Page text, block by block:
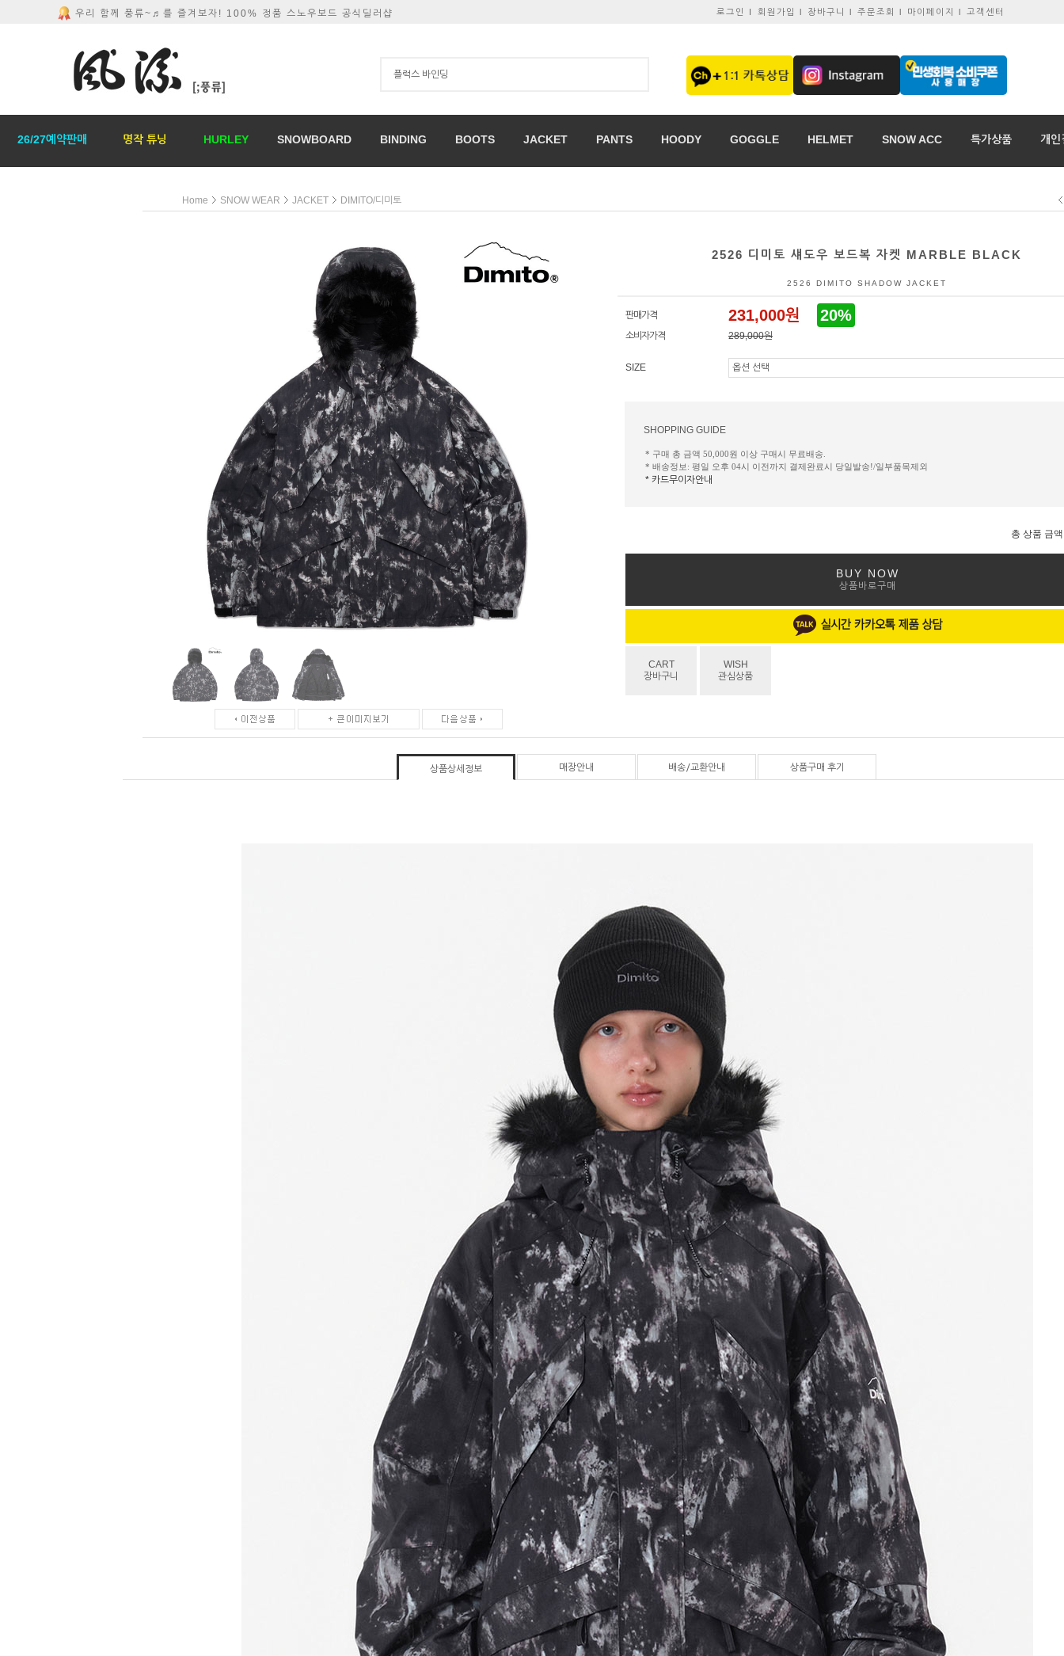
우리 함께 풍류~♬를 즐겨보자! 100% 정품 스노우보드 공식딜러샵 로그인 I 회원가입 l 장바구니 l 주문조회 l 마이페이지 l 고객센터
26/27예약판매 명작 튜닝 HURLEY SNOWBOARD BINDING BOOTS JACKET PANTS HOODY GOGGLE HELMET SNOW ACC 특가상품 개인
Home SNOW WEAR JACKET DIMITO/디미토
2526 디미토 섀도우 보드복 자켓 MARBLE BLACK
2526 DIMITO SHADOW JACKET
판매가격 231,000원 20%
소비자가격 289,000원
SIZE
SHOPPING GUIDE
* 구매 총 금액 50,000원 이상 구매시 무료배송.
* 배송정보: 평일 오후 04시 이전까지 결제완료시 당일발송!/일부품목제외
* 카드무이자안내
총 상품 금액
BUY NOW
상품바로구매
CART
장바구니
WISH
관심상품
상품상세정보 매장안내 배송/교환안내 상품구매 후기